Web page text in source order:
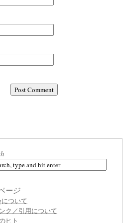
ージ
ついて
ク／引用について
ヒト